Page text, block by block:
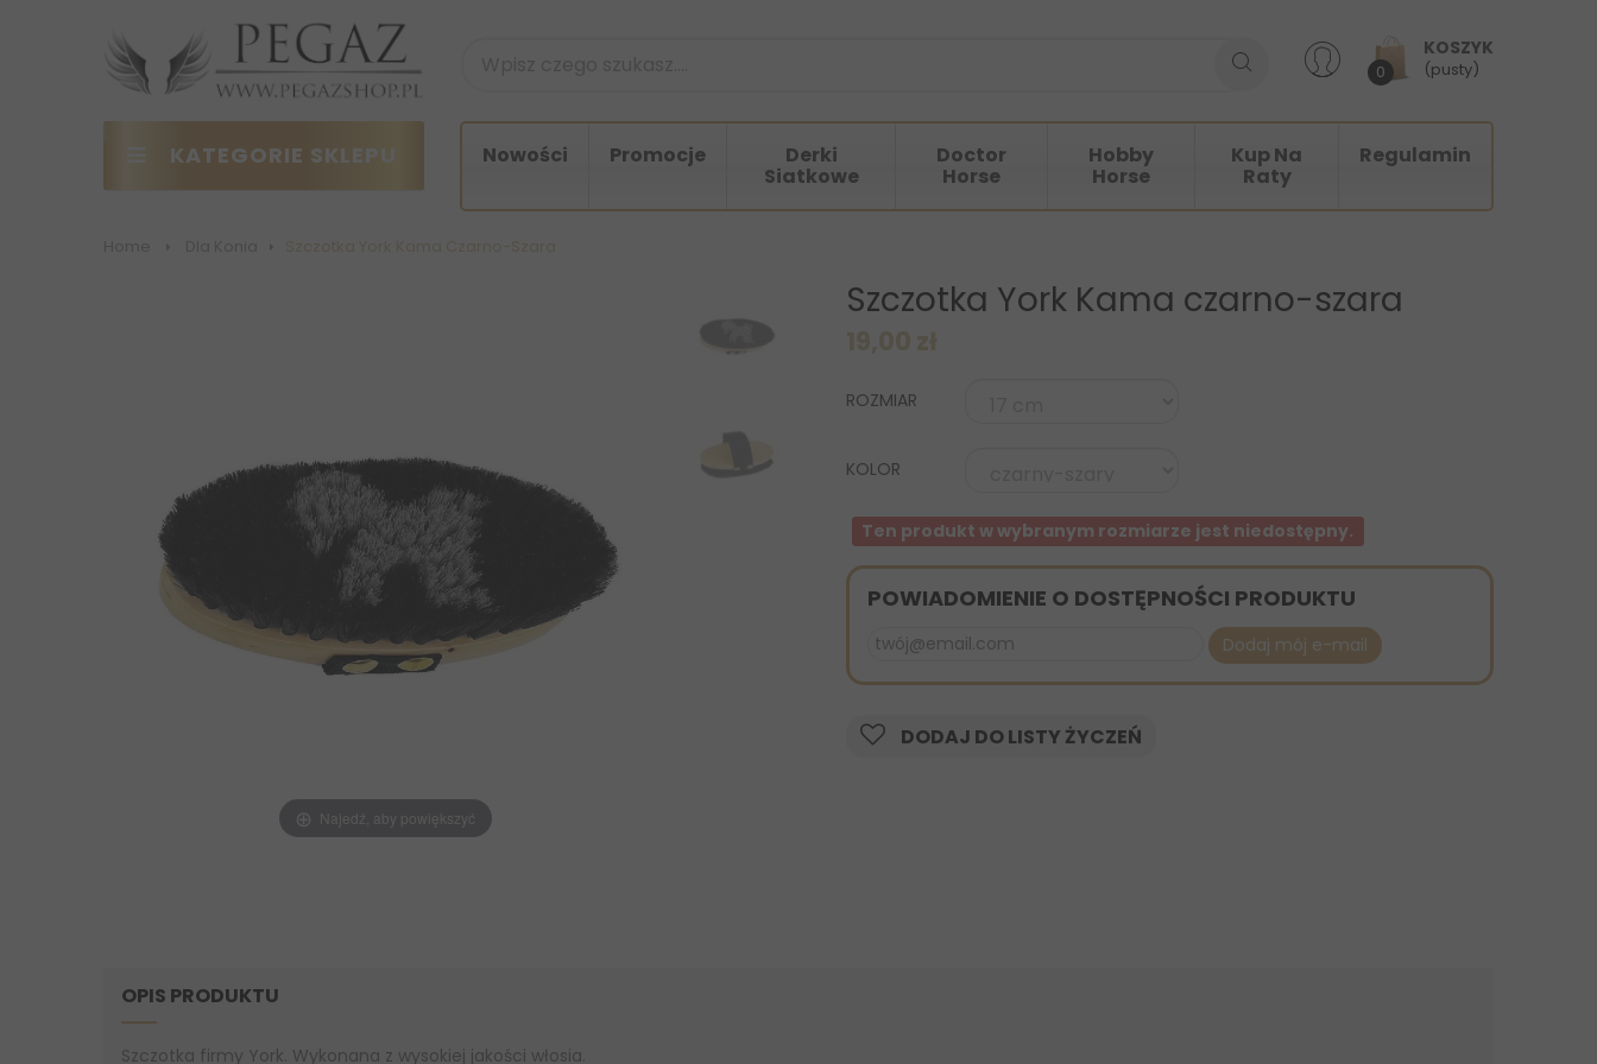
KOSZYK
0 (pusty)
KATEGORIE SKLEPU Nowości Promocje Derki
Siatkowe
Doctor
Horse
Hobby
Horse
Kup Na
Raty
Regulamin
Najedź, aby powiększyć
Szczotka York Kama czarno-szara
ROZMIAR
KOLOR
Ten produkt w wybranym rozmiarze jest niedostępny.
POWIADOMIENIE O DOSTĘPNOŚCI PRODUKTU
Dodaj mój e-mail
DODAJ DO LISTY ŻYCZEŃ
OPIS PRODUKTU
Szczotka firmy York. Wykonana z wysokiej jakości włosia.